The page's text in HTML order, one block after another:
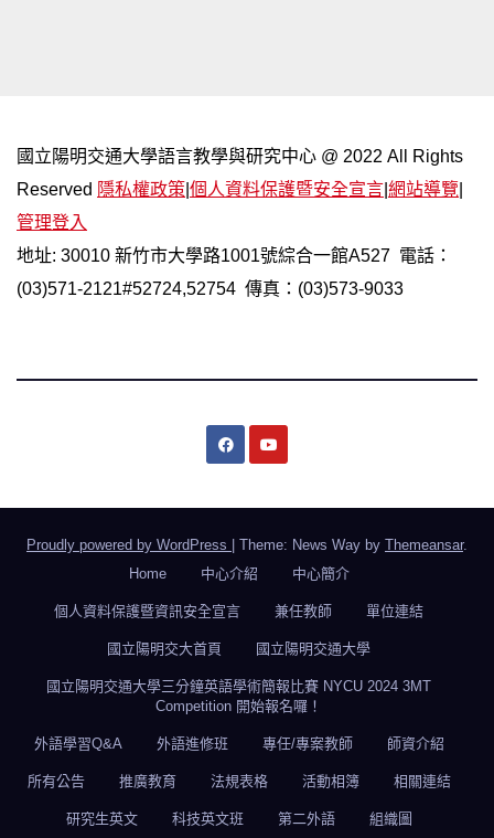
國立陽明交通大學語言教學與研究中心 @ 2022 All Rights
Reserved 隱私權政策 個人資料保護暨安全宣言 網站導覽
管理登入
地址: 30010 新竹市大學路1001號綜合一館A527 電話：
(03)571-2121#52724,52754 傳真：(03)573-9033
Proudly powered by WordPress Theme: News Way by Themeansar.
Home
中心介紹 中心簡介
個人資料保護暨資訊安全宣言 兼任教師 單位連結
國立陽明交大首頁 國立陽明交通大學
國立陽明交通大學三分鐘英語學術簡報比賽 NYCU 2024 3MT
Competition 開始報名囉！
外語學習Q&A 外語進修班 專任/專案教師 師資介紹
所有公告 推廣教育 法規表格 活動相簿 相關連結
研究生英文 科技英文班 第二外語 組織圖